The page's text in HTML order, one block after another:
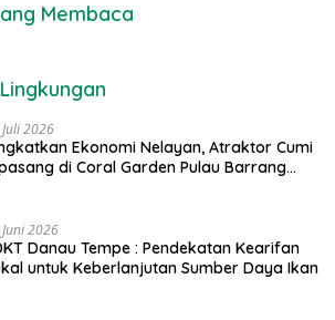
Membaca
Juli 2026
Ekonomi Nelayan, Atraktor Cumi
di Coral Garden Pulau Barrang
Juni 2026
Danau Tempe : Pendekatan Kearifan
untuk Keberlanjutan Sumber Daya Ikan